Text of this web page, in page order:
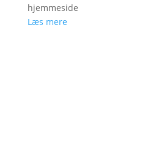
hjemmeside
Læs mere